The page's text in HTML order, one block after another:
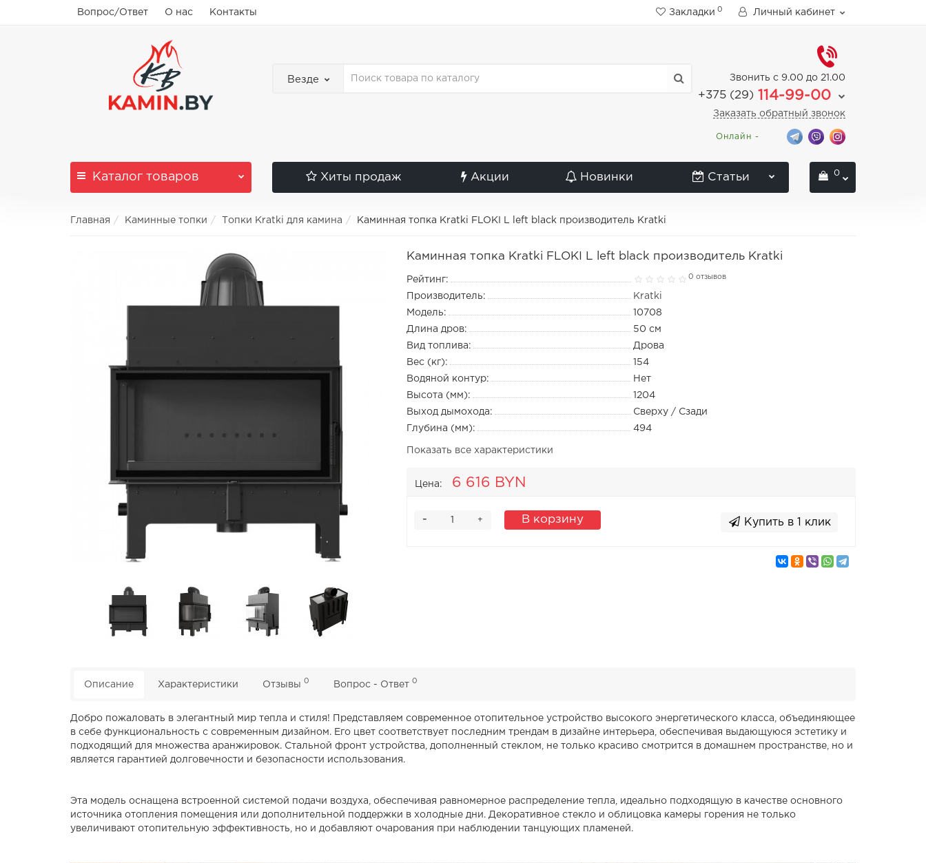
Вопрос/Ответ О нас Контакты Закладки 0 Личный кабинет
Везде Звонить с 9.00 до 21.00
+375 (29) 114-99-00
Заказать обратный звонок
Онлайн -
Каталог товаров Хиты продаж Акции Новинки Статьи 0
Главная Каминные топки Топки Kratki для камина Каминная топка Kratki FLOKI L left black производитель Kratki
Каминная топка Kratki FLOKI L left black производитель Kratki
Рейтинг: 0 отзывов
Производитель:
Kratki
Модель:
10708
Длина дров:
50 см
Вид топлива:
Дрова
Вес (кг):
154
Водяной контур:
Нет
Высота (мм):
1204
Выход дымохода:
Сверху / Сзади
Глубина (мм):
494
Показать все характеристики
Цена: 6 616 BYN
+
- В корзину Купить в 1 клик
Описание Характеристики Отзывы 0 Вопрос - Ответ 0
Добро пожаловать в элегантный мир тепла и стиля! Представляем современное отопительное устройство высокого энергетического класса, объединяющее
в себе функциональность с современным дизайном. Его цвет соответствует последним трендам в дизайне интерьера, обеспечивая выдающуюся эстетику и
подходящий для множества аранжировок. Стальной фронт устройства, дополненный стеклом, не только красиво смотрится в домашнем пространстве, но и
является гарантией долговечности и безопасности использования.
Эта модель оснащена встроенной системой подачи воздуха, обеспечивая равномерное распределение тепла, идеально подходящую в качестве основного
источника отопления помещения или дополнительной поддержки в холодные дни. Декоративное стекло и облицовка камеры горения не только
увеличивают отопительную эффективность, но и добавляют очарования при наблюдении танцующих пламеней.